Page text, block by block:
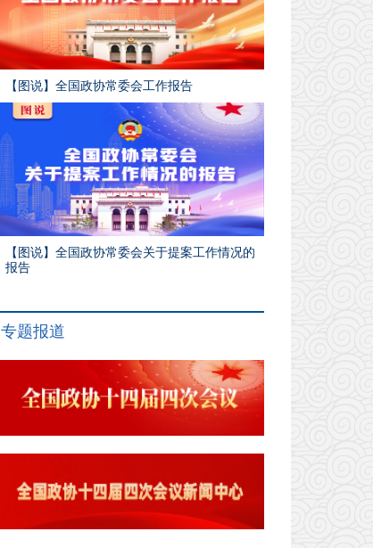
【图说】全国政协常委会工作报告
【图说】全国政协常委会关于提案工作情况的
报告
专题报道